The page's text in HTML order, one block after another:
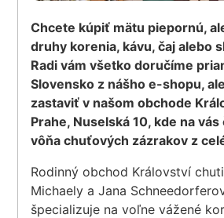
Chcete kúpiť mätu piepornú,
druhy korenia, kávu, čaj alebo
Radi vám všetko doručíme
Slovensko z nášho e-shopu,
zastaviť v našom obchode
Prahe, Nuselská 10, kde na
vôňa chuťových zázrakov z
Rodinný obchod Království
Michaely a Jana
špecializuje na voľne vážené